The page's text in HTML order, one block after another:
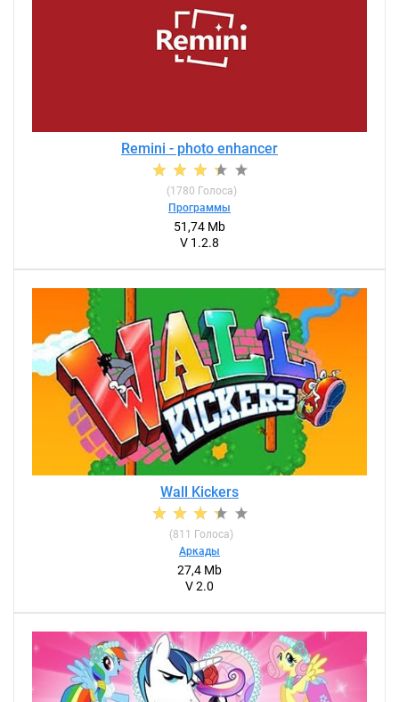
Remini - photo enhancer
(1780 Голоса)
Программы
51,74 Mb
V 1.2.8
Wall Kickers
(811
Голоса)
Аркады
27,4 Mb
V 2.0